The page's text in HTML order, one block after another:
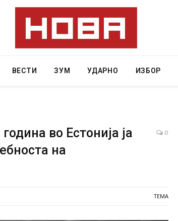
ВЕСТИ ЗУМ УДАРНО ИЗБОР
во Естонија ја
на
0
ТЕМА
Најмалку седум мртви во нападот врз училиште